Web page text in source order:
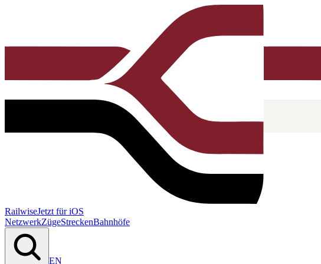
RailwiseJetzt für iOS
NetzwerkZügeStreckenBahnhöfe
EN